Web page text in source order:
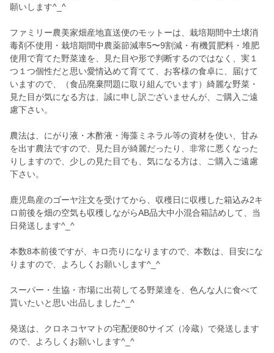
願いします^_^
ファミリー農美家畑産地直送便のモットーは、栽培期間中土壌消
毒剤不使用・栽培期間中農薬節減率5〜9割減・有機質肥料・堆肥
使用で育てた野菜達を、見た目や形で判断するのではなく、実１
つ１つ個性だと思い愛情込めて育てて、お客様の食卓に、届けて
いますので、（食品廃棄問題に取り組んでいます）綺麗な野菜・
見た目が気になる方は、誠に申し訳ございませんが、ご購入ご遠
慮下さい。
農法は、にがり液・木酢液・海藻ミネラル等の資材を使い、甘み
を出す農法ですので、見た目が綺麗だったり、非常に悪くなった
りしますので、少しの見た目でも、気になる方は、ご購入ご遠慮
下さい。
鹿児島産のゴーヤ注文を受けてから、収穫日に収穫した箱込み2キ
ロ前後を畑の空気も収穫しながらAB品大中小混合箱詰めして、当
日発送します^_^
本数8本前後ですが、キロ売りになりますので、本数は、目安にな
りますので、よろしくお願いします^_^
スーパー・生協・市場に出荷してる野菜達を、色んな人に食べて
貰いたいと思い出品しました^_^
発送は、クロネコヤマトの宅配便80サイズ（冷蔵）で発送します
ので、よろしくお願いします^_^